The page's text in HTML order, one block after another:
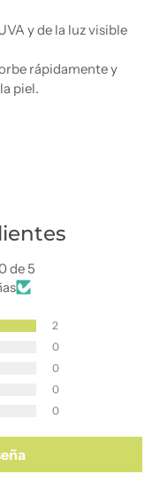
y de la luz visible
rápidamente y
piel.
de 5
2
0
0
0
0